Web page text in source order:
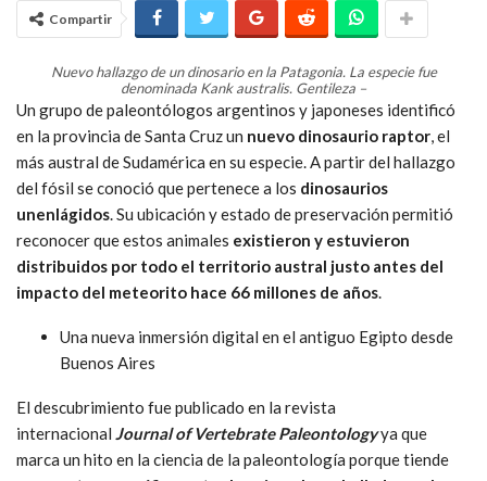
Compartir
Nuevo hallazgo de un dinosario en la Patagonia. La especie fue
denominada Kank australis. Gentileza –
Un grupo de paleontólogos argentinos y japoneses identificó
en la provincia de Santa Cruz un nuevo dinosaurio raptor, el
más austral de Sudamérica en su especie. A partir del hallazgo
del fósil se conoció que pertenece a los dinosaurios
unenlágidos. Su ubicación y estado de preservación permitió
reconocer que estos animales existieron y estuvieron
distribuidos por todo el territorio austral justo antes del
impacto del meteorito hace 66 millones de años.
Una nueva inmersión digital en el antiguo Egipto desde
Buenos Aires
El descubrimiento fue publicado en la revista
internacional Journal of Vertebrate Paleontologyya que
marca un hito en la ciencia de la paleontología porque tiende